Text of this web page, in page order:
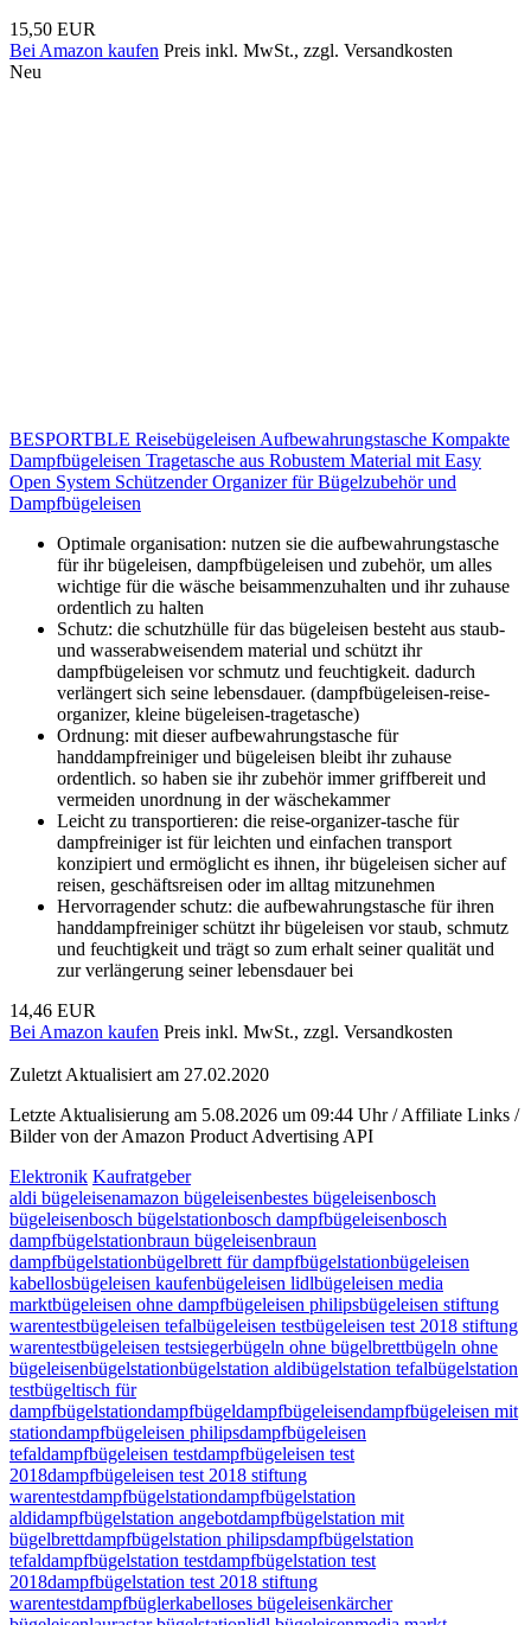
15,50 EUR
Bei Amazon kaufen Preis inkl. MwSt., zzgl. Versandkosten
Neu
BESPORTBLE Reisebügeleisen Aufbewahrungstasche Kompakte
Dampfbügeleisen Tragetasche aus Robustem Material mit Easy
Open System Schützender Organizer für Bügelzubehör und
Dampfbügeleisen
Optimale organisation: nutzen sie die aufbewahrungstasche
für ihr bügeleisen, dampfbügeleisen und zubehör, um alles
wichtige für die wäsche beisammenzuhalten und ihr zuhause
ordentlich zu halten
Schutz: die schutzhülle für das bügeleisen besteht aus staub-
und wasserabweisendem material und schützt ihr
dampfbügeleisen vor schmutz und feuchtigkeit. dadurch
verlängert sich seine lebensdauer. (dampfbügeleisen-reise-
organizer, kleine bügeleisen-tragetasche)
Ordnung: mit dieser aufbewahrungstasche für
handdampfreiniger und bügeleisen bleibt ihr zuhause
ordentlich. so haben sie ihr zubehör immer griffbereit und
vermeiden unordnung in der wäschekammer
Leicht zu transportieren: die reise-organizer-tasche für
dampfreiniger ist für leichten und einfachen transport
konzipiert und ermöglicht es ihnen, ihr bügeleisen sicher auf
reisen, geschäftsreisen oder im alltag mitzunehmen
Hervorragender schutz: die aufbewahrungstasche für ihren
handdampfreiniger schützt ihr bügeleisen vor staub, schmutz
und feuchtigkeit und trägt so zum erhalt seiner qualität und
zur verlängerung seiner lebensdauer bei
14,46 EUR
Bei Amazon kaufen Preis inkl. MwSt., zzgl. Versandkosten
Zuletzt Aktualisiert am 27.02.2020
Letzte Aktualisierung am 5.08.2026 um 09:44 Uhr / Affiliate Links /
Bilder von der Amazon Product Advertising API
Elektronik Kaufratgeber
aldi bügeleisenamazon bügeleisenbestes bügeleisenbosch
bügeleisenbosch bügelstationbosch dampfbügeleisenbosch
dampfbügelstationbraun bügeleisenbraun
dampfbügelstationbügelbrett für dampfbügelstationbügeleisen
kabellosbügeleisen kaufenbügeleisen lidlbügeleisen media
marktbügeleisen ohne dampfbügeleisen philipsbügeleisen stiftung
warentestbügeleisen tefalbügeleisen testbügeleisen test 2018 stiftung
warentestbügeleisen testsiegerbügeln ohne bügelbrettbügeln ohne
bügeleisenbügelstationbügelstation aldibügelstation tefalbügelstation
testbügeltisch für
dampfbügelstationdampfbügeldampfbügeleisendampfbügeleisen mit
stationdampfbügeleisen philipsdampfbügeleisen
tefaldampfbügeleisen testdampfbügeleisen test
2018dampfbügeleisen test 2018 stiftung
warentestdampfbügelstationdampfbügelstation
aldidampfbügelstation angebotdampfbügelstation mit
bügelbrettdampfbügelstation philipsdampfbügelstation
tefaldampfbügelstation testdampfbügelstation test
2018dampfbügelstation test 2018 stiftung
warentestdampfbüglerkabelloses bügeleisenkärcher